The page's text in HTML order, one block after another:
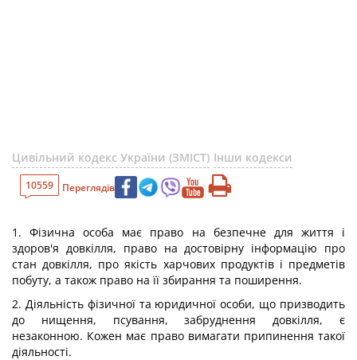
Цивільний кодекс України (ЗМІСТ) Інши кодекси
10559 Переглядів
1. Фізична особа має право на безпечне для життя і
здоров'я довкілля, право на достовірну інформацію про
стан довкілля, про якість харчових продуктів і предметів
побуту, а також право на її збирання та поширення.
2. Діяльність фізичної та юридичної особи, що призводить
до нищення, псування, забруднення довкілля, є
незаконною. Кожен має право вимагати припинення такої
діяльності.